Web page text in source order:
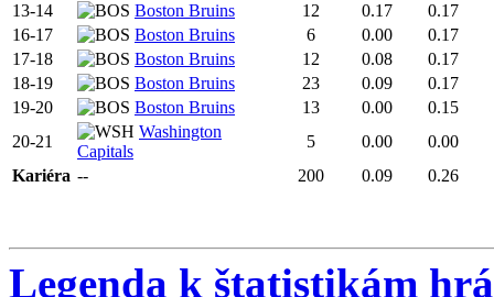
13-14
Boston Bruins 12 0.17
0.17
16-17
Boston Bruins 6 0.00
0.17
17-18
Boston Bruins 12 0.08
0.17
18-19
Boston Bruins 23 0.09
0.17
19-20
Boston Bruins 13 0.00
0.15
20-21
Washington
Capitals
5 0.00
0.00
Kariéra -- 200 0.09 0.26
Legenda k štatistikám